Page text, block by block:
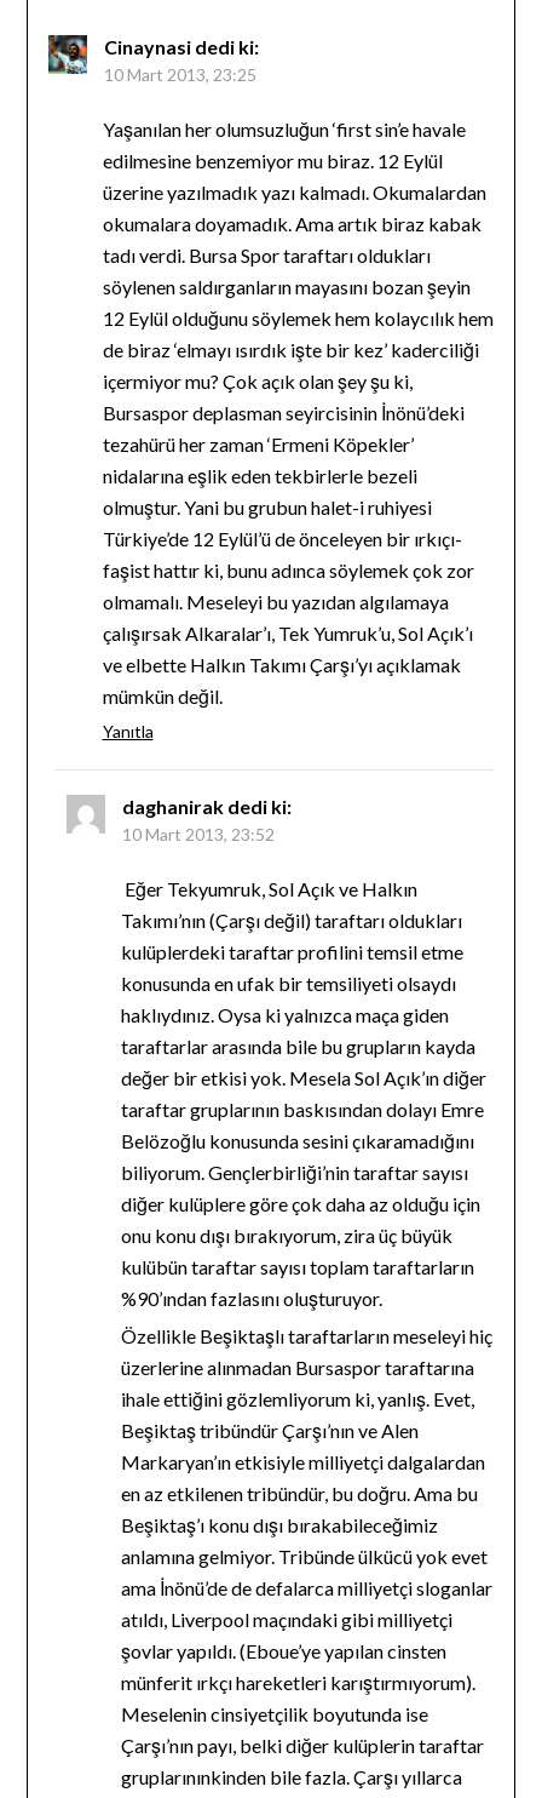
Cinaynasi dedi ki:
10 Mart 2013, 23:25
Yaşanılan her olumsuzluğun ‘first sin’e havale
edilmesine benzemiyor mu biraz. 12 Eylül
üzerine yazılmadık yazı kalmadı. Okumalardan
okumalara doyamadık. Ama artık biraz kabak
tadı verdi. Bursa Spor taraftarı oldukları
söylenen saldırganların mayasını bozan şeyin
12 Eylül olduğunu söylemek hem kolaycılık hem
de biraz ‘elmayı ısırdık işte bir kez’ kaderciliği
içermiyor mu? Çok açık olan şey şu ki,
Bursaspor deplasman seyircisinin İnönü’deki
tezahürü her zaman ‘Ermeni Köpekler’
nidalarına eşlik eden tekbirlerle bezeli
olmuştur. Yani bu grubun halet-i ruhiyesi
Türkiye’de 12 Eylül’ü de önceleyen bir ırkıçı-
faşist hattır ki, bunu adınca söylemek çok zor
olmamalı. Meseleyi bu yazıdan algılamaya
çalışırsak Alkaralar’ı, Tek Yumruk’u, Sol Açık’ı
ve elbette Halkın Takımı Çarşı’yı açıklamak
mümkün değil.
Yanıtla
daghanirak dedi ki:
10 Mart 2013, 23:52
Eğer Tekyumruk, Sol Açık ve Halkın
Takımı’nın (Çarşı değil) taraftarı oldukları
kulüplerdeki taraftar profilini temsil etme
konusunda en ufak bir temsiliyeti olsaydı
haklıydınız. Oysa ki yalnızca maça giden
taraftarlar arasında bile bu grupların kayda
değer bir etkisi yok. Mesela Sol Açık’ın diğer
taraftar gruplarının baskısından dolayı Emre
Belözoğlu konusunda sesini çıkaramadığını
biliyorum. Gençlerbirliği’nin taraftar sayısı
diğer kulüplere göre çok daha az olduğu için
onu konu dışı bırakıyorum, zira üç büyük
kulübün taraftar sayısı toplam taraftarların
%90’ından fazlasını oluşturuyor.
Özellikle Beşiktaşlı taraftarların meseleyi hiç
üzerlerine alınmadan Bursaspor taraftarına
ihale ettiğini gözlemliyorum ki, yanlış. Evet,
Beşiktaş tribündür Çarşı’nın ve Alen
Markaryan’ın etkisiyle milliyetçi dalgalardan
en az etkilenen tribündür, bu doğru. Ama bu
Beşiktaş’ı konu dışı bırakabileceğimiz
anlamına gelmiyor. Tribünde ülkücü yok evet
ama İnönü’de de defalarca milliyetçi sloganlar
atıldı, Liverpool maçındaki gibi milliyetçi
şovlar yapıldı. (Eboue’ye yapılan cinsten
münferit ırkçı hareketleri karıştırmıyorum).
Meselenin cinsiyetçilik boyutunda ise
Çarşı’nın payı, belki diğer kulüplerin taraftar
gruplarınınkinden bile fazla. Çarşı yıllarca